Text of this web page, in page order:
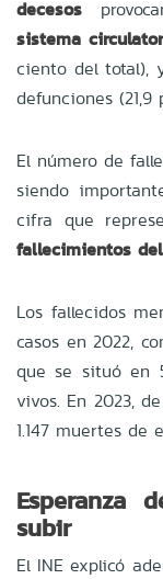
decesos
sistema
ciento del total),
defunciones (21,9
El número de
siendo
cifra que
fallecimientos
Los fallecidos
casos en 2022,
que se situó en
vivos. En 2023,
1.147 muertes de
Esperanza
subir
El INE explicó